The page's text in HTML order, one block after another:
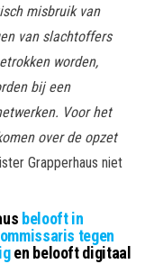
misbruik van
van slachtoffers
worden,
bij een
Voor het
over de opzet
Grapperhaus niet
belooft in
tegen
en belooft digitaal